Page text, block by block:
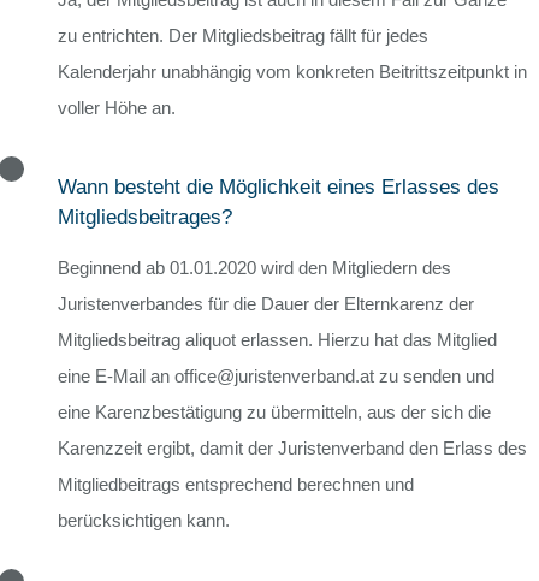
zu entrichten. Der Mitgliedsbeitrag fällt für jedes
Kalenderjahr unabhängig vom konkreten Beitrittszeitpunkt in
voller Höhe an.
Wann besteht die Möglichkeit eines Erlasses des
Mitgliedsbeitrages?
Beginnend ab 01.01.2020 wird den Mitgliedern des
Juristenverbandes für die Dauer der Elternkarenz der
Mitgliedsbeitrag aliquot erlassen. Hierzu hat das Mitglied
eine E-Mail an office@juristenverband.at zu senden und
eine Karenzbestätigung zu übermitteln, aus der sich die
Karenzzeit ergibt, damit der Juristenverband den Erlass des
Mitgliedbeitrags entsprechend berechnen und
berücksichtigen kann.